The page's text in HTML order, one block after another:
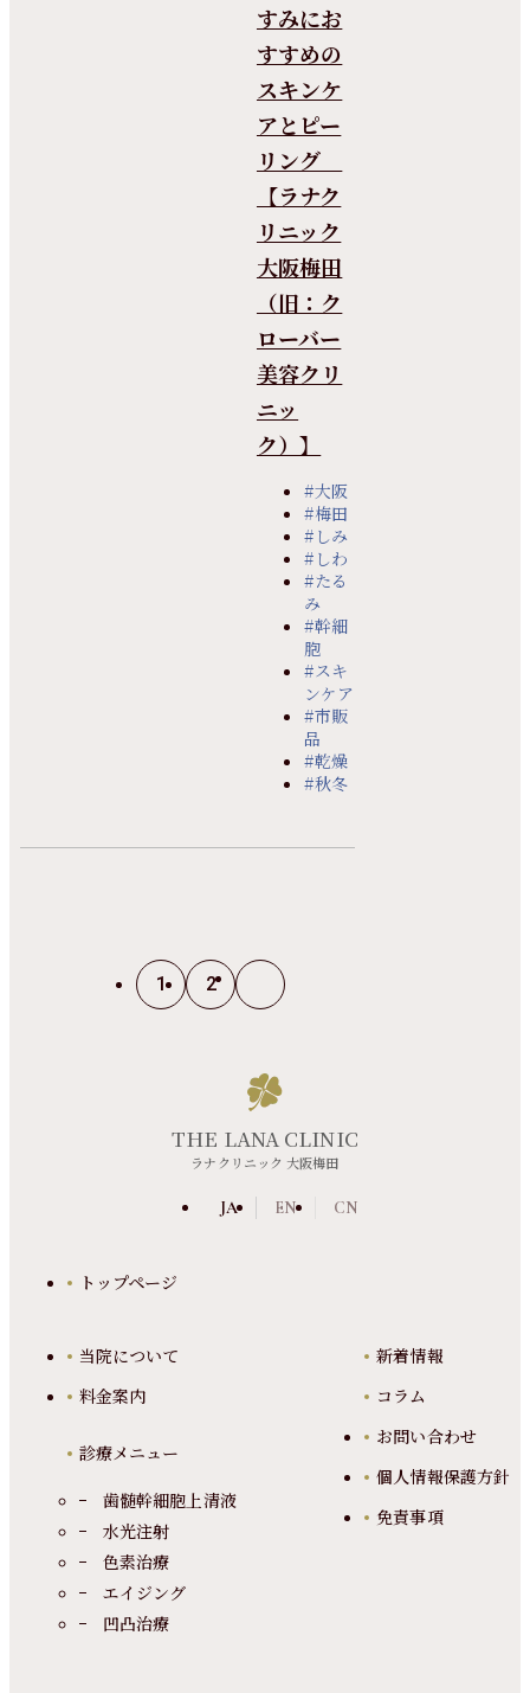
すみにお
すすめの
スキンケ
アとピー
リング
【ラナク
リニック
大阪梅田
（旧：ク
ローバー
美容クリ
ニッ
ク）】
#大阪
#梅田
#しみ
#しわ
#たる
み
#幹細
胞
#スキ
ンケア
#市販
品
#乾燥
#秋冬
1 2
THE LANA CLINIC
ラナクリニック 大阪梅田
JA EN CN
トップページ
当院について
料金案内
診療メニュー
歯髄幹細胞上清液
水光注射
色素治療
エイジング
凹凸治療
新着情報
コラム
お問い合わせ
個人情報保護方針
免責事項